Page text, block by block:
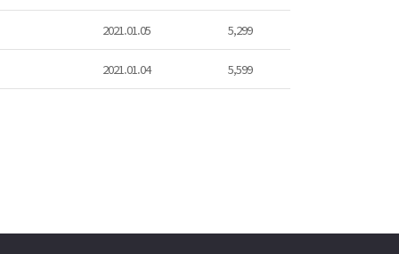
2021.01.05 5,299
2021.01.04 5,599